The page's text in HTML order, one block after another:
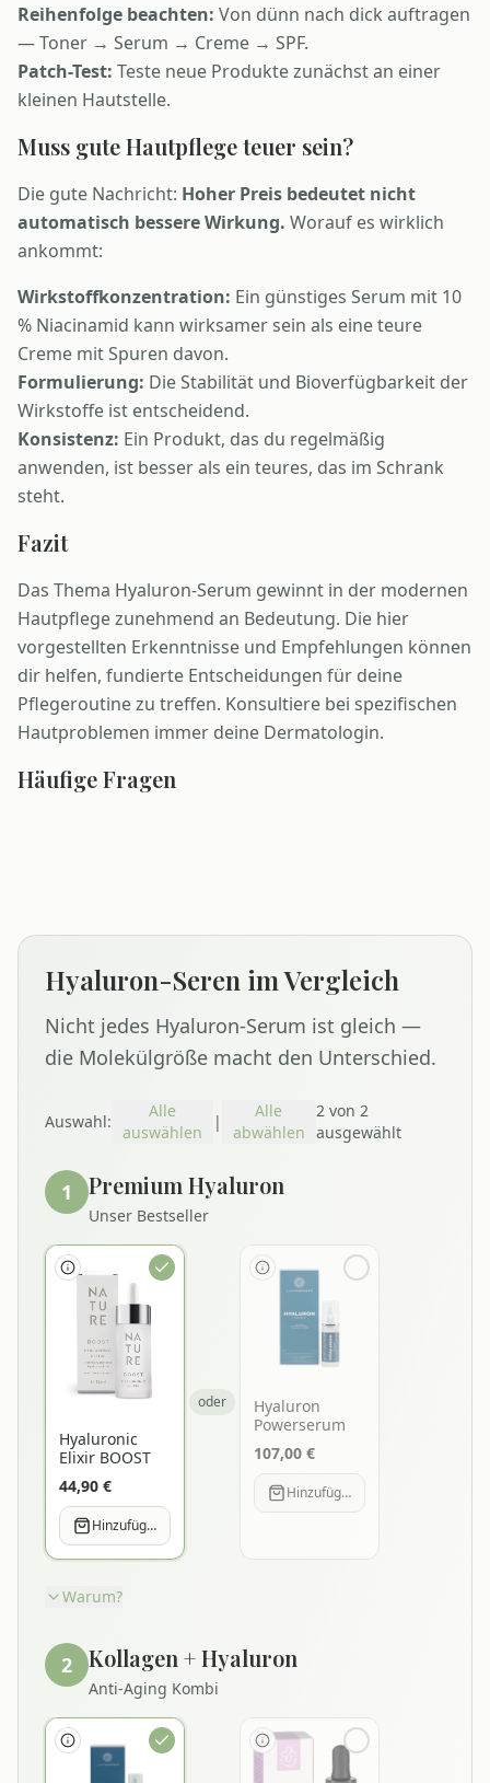
Reihenfolge beachten: Von dünn nach dick auftragen
— Toner → Serum → Creme → SPF.
Patch-Test: Teste neue Produkte zunächst an einer
kleinen Hautstelle.
Muss gute Hautpflege teuer sein?
Die gute Nachricht: Hoher Preis bedeutet nicht
automatisch bessere Wirkung. Worauf es wirklich
ankommt:
Wirkstoffkonzentration: Ein günstiges Serum mit 10
% Niacinamid kann wirksamer sein als eine teure
Creme mit Spuren davon.
Formulierung: Die Stabilität und Bioverfügbarkeit der
Wirkstoffe ist entscheidend.
Konsistenz: Ein Produkt, das du regelmäßig
anwenden, ist besser als ein teures, das im Schrank
steht.
Fazit
Das Thema Hyaluron-Serum gewinnt in der modernen
Hautpflege zunehmend an Bedeutung. Die hier
vorgestellten Erkenntnisse und Empfehlungen können
dir helfen, fundierte Entscheidungen für deine
Pflegeroutine zu treffen. Konsultiere bei spezifischen
Hautproblemen immer deine Dermatologin.
Häufige Fragen
Hyaluron-Seren im Vergleich
Nicht jedes Hyaluron-Serum ist gleich —
die Molekülgröße macht den Unterschied.
Auswahl:
Alle
auswählen
|
Alle
abwählen
2von 2
ausgewählt
1 Premium Hyaluron
Unser Bestseller
Hyaluronic
Elixir BOOST
44,90 €
Hinzufügen
oder
Hyaluron
Powerserum
107,00 €
Hinzufügen
Warum?
2 Kollagen + Hyaluron
Anti-Aging Kombi